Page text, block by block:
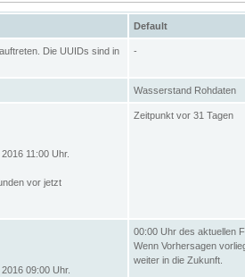
Default
Die UUIDs sind in
-
Wasserstand Rohdaten
11:00 Uhr.
vor jetzt
Zeitpunkt vor 31 Tagen
09:00 Uhr.
00:00 Uhr des aktuellen
Wenn Vorhersagen
weiter in die Zukunft.